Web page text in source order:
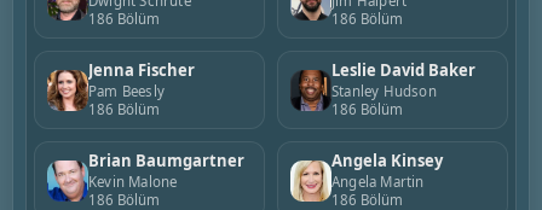
186 Bölüm
186 Bölüm
Jenna Fischer
Pam Beesly
186 Bölüm
Leslie David Baker
Stanley Hudson
186 Bölüm
Brian Baumgartner
Kevin Malone
186 Bölüm
Angela Kinsey
Angela Martin
186 Bölüm